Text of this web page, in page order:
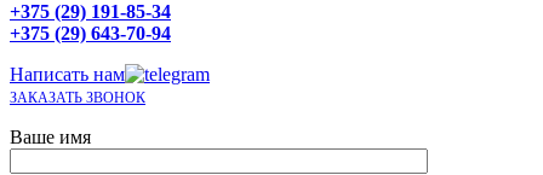
+375 (29) 191-85-34
+375 (29) 643-70-94
Написать нам
ЗАКАЗАТЬ ЗВОНОК
Ваше имя